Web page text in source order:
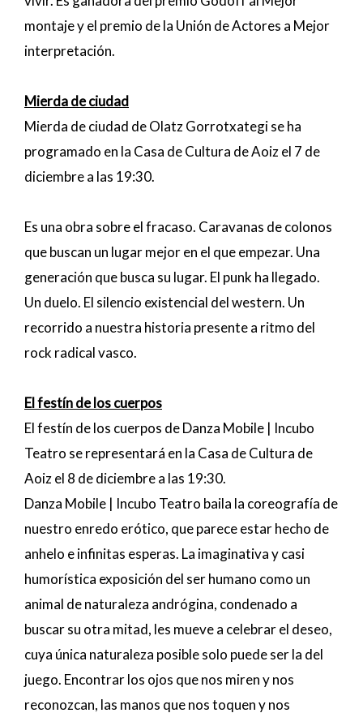
montaje y el premio de la Unión de Actores a Mejor
interpretación.
Mierda de ciudad
Mierda de ciudad de Olatz Gorrotxategi se ha
programado en la Casa de Cultura de Aoiz el 7 de
diciembre a las 19:30.
Es una obra sobre el fracaso. Caravanas de colonos
que buscan un lugar mejor en el que empezar. Una
generación que busca su lugar. El punk ha llegado.
Un duelo. El silencio existencial del western. Un
recorrido a nuestra historia presente a ritmo del
rock radical vasco.
El festín de los cuerpos
El festín de los cuerpos de Danza Mobile | Incubo
Teatro se representará en la Casa de Cultura de
Aoiz el 8 de diciembre a las 19:30.
Danza Mobile | Incubo Teatro baila la coreografía de
nuestro enredo erótico, que parece estar hecho de
anhelo e infinitas esperas. La imaginativa y casi
humorística exposición del ser humano como un
animal de naturaleza andrógina, condenado a
buscar su otra mitad, les mueve a celebrar el deseo,
cuya única naturaleza posible solo puede ser la del
juego. Encontrar los ojos que nos miren y nos
reconozcan, las manos que nos toquen y nos